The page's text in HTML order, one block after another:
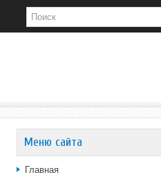
Меню сайта
Главная